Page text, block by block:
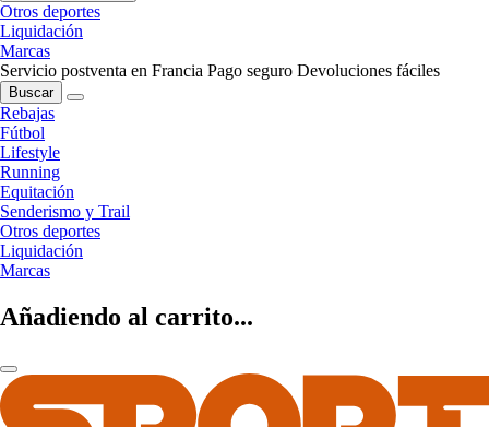
Otros deportes
Liquidación
Marcas
Servicio postventa en Francia Pago seguro Devoluciones fáciles
Buscar
Rebajas
Fútbol
Lifestyle
Running
Equitación
Senderismo y Trail
Otros deportes
Liquidación
Marcas
Añadiendo al carrito...